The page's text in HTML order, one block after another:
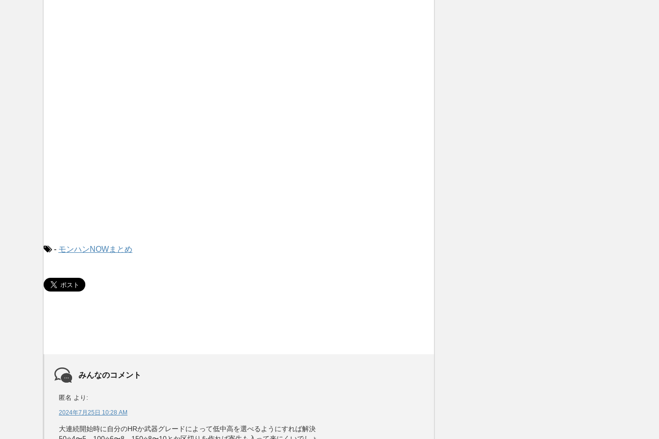
- モンハンNOWまとめ
みんなのコメント
匿名 より:
2024年7月25日 10:28 AM
大連続開始時に自分のHRか武器グレードによって低中高を選べるようにすれば解決